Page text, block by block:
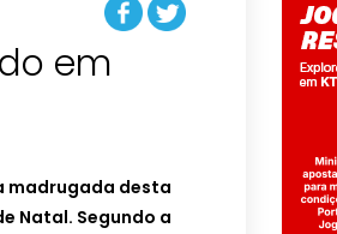
em
madrugada desta
Natal. Segundo a